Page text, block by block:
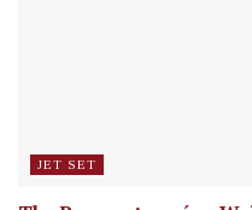
JET SET